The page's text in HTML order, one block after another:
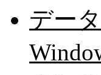
デー